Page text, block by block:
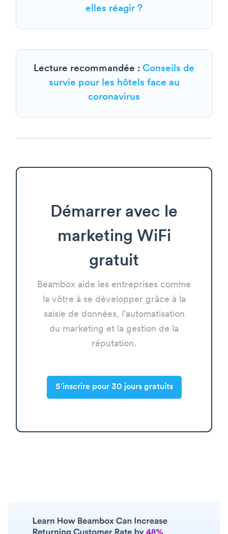
elles réagir ?
Lecture recommandée : Conseils de
survie pour les hôtels face au
coronavirus
Démarrer avec le
marketing WiFi
gratuit
Beambox aide les entreprises comme
la vôtre à se développer grâce à la
saisie de données, l'automatisation
du marketing et la gestion de la
réputation.
S'inscrire pour 30 jours gratuits